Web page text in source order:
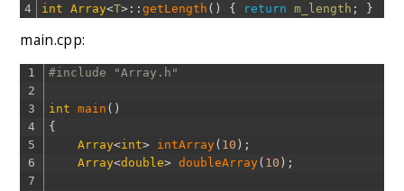
4
int
Array<T> ::getLength ( ) { return m_length ; }
main.cpp:
1
2
3
4
5
6
7
#include "Array.h"
int main ( )
{
Array<int> intArray( 10 ) ;
Array<double> doubleArray( 10 ) ;